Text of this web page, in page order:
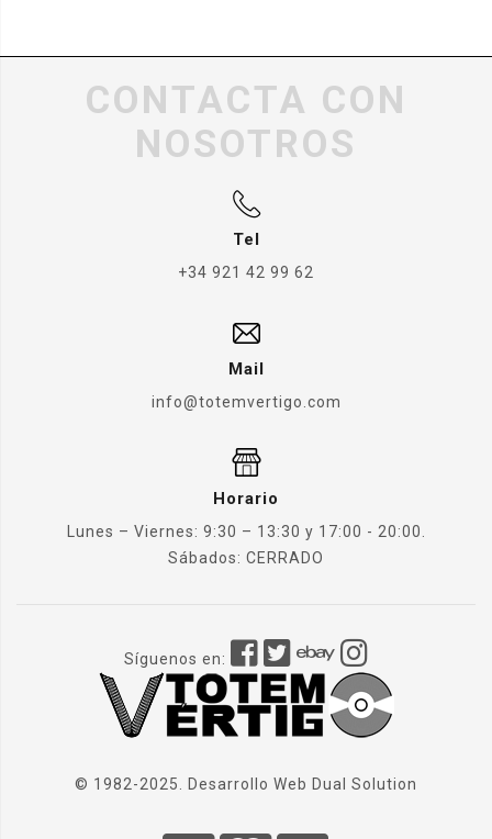
CONTACTA CON
NOSOTROS
Tel
+34 921 42 99 62
Mail
info@totemvertigo.com
Horario
Lunes – Viernes: 9:30 – 13:30 y 17:00 - 20:00.
Sábados: CERRADO
Síguenos en:
© 1982-2025. Desarrollo Web Dual Solution